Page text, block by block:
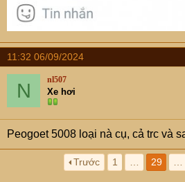
11:32 06/09/2024
N nl507
Xe hơi
Peogoet 5008 loại nà cụ, cả trc và
Trước 1 29